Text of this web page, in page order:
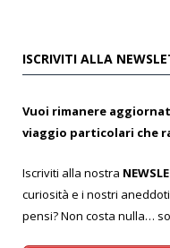
ISCRIVITI ALLA
Vuoi rimanere
viaggio particolari che
Iscriviti alla nostra
curiosità e i nostri
pensi? Non costa nulla…